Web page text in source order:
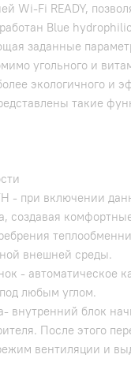
Wi-Fi READY,
Blue
заданные
угольного и
экологичного и
такие
- при включении
создавая
внешней среды.
- автоматическое
любым углом.
внутренний блок
После этого
вентиляции и